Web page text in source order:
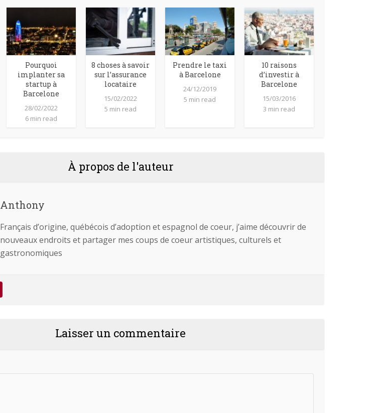
Pourquoi
implanter sa
startup à
Barcelone
28/02/2022
6 min read
8 choses à savoir
sur l’assurance
locataire
15/02/2022
5 min read
Prendre le taxi
à Barcelone
24/12/2019
5 min read
10 raisons
d’investir à
Barcelone
15/03/2016
3 min read
À propos de l'auteur
Anthony
Français d’origine, québécois d’adoption et espagnol de coeur, j’aime découvrir de
nouveaux endroits et partager mes coups de coeur artistiques, culturels et
gastronomiques
Laisser un commentaire